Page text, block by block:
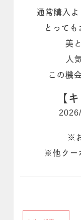
通常購入
とっても
美
人
この機
【
※
※他クー